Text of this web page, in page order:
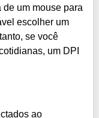
de um mouse para
escolher um
se você
um DPI
ao